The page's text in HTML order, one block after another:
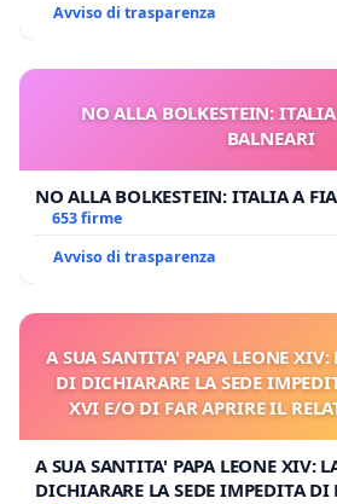
Avviso di trasparenza
NO ALLA BOLKESTEIN:
BALNEARI
NO ALLA BOLKESTEIN: ITALIA A
653 firme
Avviso di trasparenza
A SUA SANTITA' PAPA LEONE
DI DICHIARARE LA SEDE
XVI E/O DI FAR APRIRE IL
A SUA SANTITA' PAPA LEONE XIV:
DICHIARARE LA SEDE IMPEDITA DI